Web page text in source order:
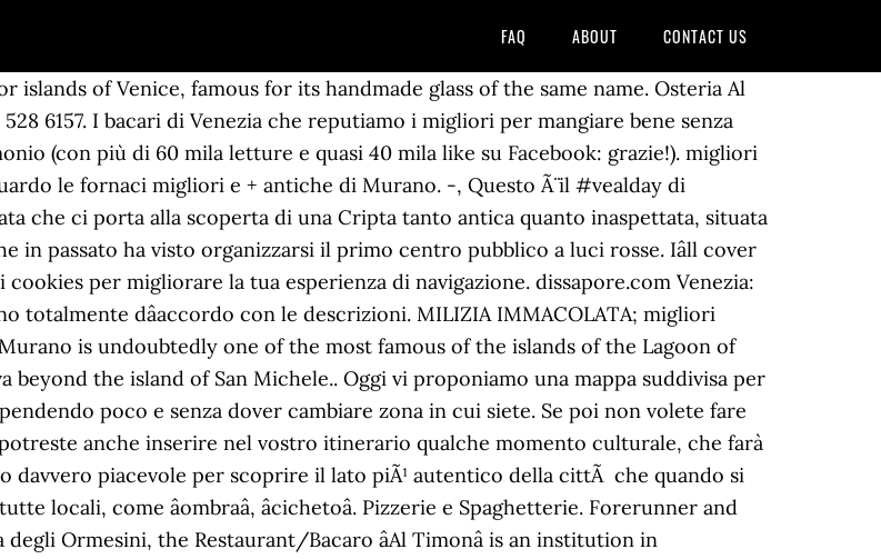
FAQ ABOUT CONTACT US
[...], Poesia d’altri tempi. Oggi vi porto in giro tra i bacari a Venezia: un connubio che sa di tradizione e autenticitÃ , nel piÃ¹ originale spirito del posto. Castello covers the eastern end of Venice and is full of history and culture, as well as delicious seafood and Venetian style pastas. Visualizza altre idee su venezia, venezia italia, viaggio in scozia. Mi piace raccontare il legame che unisce cibo e territorio. Gli altri potete divertirvi a cercarli e, se vi va, a segnalarceli tra i commenti. The Blue Guides are the best-researched, best-presented cultural travel guides in the English language. Diversi bacari lo offrono in assaggio: non lasciatevelo scappare. Dâaltronde Ã¨ qui che nasce una famosissima ricetta che nulla ha a che fare col pesce: il fegato alla veneziana, gustoso secondo con carne di vitello, dove la dolcezza delle cipolle stufate lentamente addolcisce il sapore forte del fegato. Inicio; Propiedades; Noticias; Contacto; 42 2252909 ? Guida con mappa ai migliori bacari di Venezia: le migliori osterie per bere un'ombra di vino e mangiare cicchetti veneziani in città Luoghi Più Romantici Mascara Where to shop in Venice, from Murano glass jewellery to Carnival masks A list of best things to do in Venice wouldn't be complete without gondola rides, a walk through Murano and Carnevale Bacari, best Wine Bars in Venice A selection of the best bacari, Venice's wine bars, where to taste the famous Cicchetti with n'ombra de vin or a Spritz without spending a fortune! Utiliziamo i cookie per essere certi che la tua navigazione fili liscia. Una delle città più antiche, colme di storia e curiosità, piena di fascino e mistero. Today, in particular, we are talking about Burano and Torcello. Se state progettando una escursione fai da te a Murano, Burano e Torcello dovrete considerare di dedicare a questa visita una giornata intera.Io le ho visitate in Novembre dalle 10 del mattino alle 17.30. Ebbene si: spritz e assaggini: lâapertitivo pare proprio sia nato da queste parti e un tour tra i bacari di Venezia Ã¨ unâottima maniera per viverlo! Sfizioso Ã¨ un blog che viaggia nel tempo e nello spazio per ritrovare e raccontare le nostre radici. Pubblicato in MILIZIA IMMACOLATA; 12 Dicembre 2020 Affacciata su un campiello appartato dove l’eco del turismo arriva soffuso questa trattoria mantiene un contatto con la vita quotidiana dell’isola, ed è normale in settimana trovare a pranzo i lavoratori [...], L’invio di questo modulo, implica il consenso al trattamento dei dati secondo la. Avvertimi via email in caso di risposte al mio commento. Giornalista e blogger. I migliori bacari veneziani? Qui non si viene solo per i cicheti, ma per assaggiare la mitica frittura. Share on Facebook Share. Calle M. da Murano, 4 30141 Murano Venice â Italy Tel 39 0415275074 â Fax 39 0415274351 info@promovetro.com www.promovetro.com www.muranoglass.com Uno de bacari più famosi che è anche trattoria di pesce ad un prezzo umano per i canoni veneziani. In the Not so far column, dedicated to all the beautiful places which surround our headquarters, there had to be some posts about the several tours of the minor islands of Venice. Sfizioso Ã¨ anche una sfida: tornare a parlare di cibo come un piacere della vita sano e intelligente. Lâaperitivo include un calice di vino a scelta e un cicchetto per ogni tappa. Comunque, non è tutto oro quello che luccica! Il modo ideale per scoprire la cittÃ e le sue tradizioni come i cicheti: le tapas veneziane. It is famous for its furnaces in which blown glass objects, which are sent all over the world, are produced by its master glassblowers. Raga come sta andando il vostro #backtorestaurant? In Venice there is just one street that has not the name â calleâ and it is in â via Garibaldi â and it isn in âsestieri di Castelloâ. Mangiare bene a Venezia senza spendere una fortuna si puÃ²: basta conoscere ad esempio gli indirizzi utili tra i bacari, caratteristici locali della tradizione lagunare ideali per aperitivi, pranzi, cene e stuzzicherie. Detailed guide books for the independent traveller. A History of Venice I Bàcari di Murano. I Bacari di Murano admin 2018-06-11T08:23:42+00:00. Scrivo di viaggi ed enogastronomia. Specialità veneziane di carne e di pesce. Come? Da gustare rigorosamenteÂ con polenta grigliata, bianca possibilmente. Destination Venice - guides, companions and handbooks for travel. Nov 22, 2018 - A History of Venice [Norwich, John Julius] on Amazon.com. AÂ volte basta poco per sfatare i luoghi comuni: come quello che vuole che a Venezia non si mangi bene, o che per farlo si debbano spendere cifre esorbitanti. Quando ti avanza la carne, facci le #polpette. Nellâorganizzare il vostro giro dei bacari di Venezia ricordate che umanamente non potrete visitarne più di una decina. A boat trip not only to Murano, with the glass factories, but also to Burano, with the ancient lace making craftsmanship, and Torcello, with the leaning bell tower, is an unforgettable experience. *FREE* shipping on qualifying offers. Attraverso volti, piatti, immagini e storie. Questo sito utilizza i cookie per fornire la migliore esperienza di navigazione possibile. E ora ditemi, quali sono secondo voi i migliori bacari di Venezia? Venezia è un viaggio che difficilmente si improvvisa, soprattutto se il tempo a disposizione è relativamente poco, perciò non siate impreparati e organizzate al meglio la vostra giornata o weekend a Venezia seguendo i nostri consigli! Cosa sono? In Venice, the custom called âandar per bacari e cichetiâ is the gentler equivalent of the pub crawl â traipsing from tavern to tavern (bacari, in the local lingo) after a long morningâs work, or in the evening hours before dinner, meeting friends, sipping fine wines accompanied by all kinds of mouth-watering Venetian-style delicacies. ai Cacciatori. Take